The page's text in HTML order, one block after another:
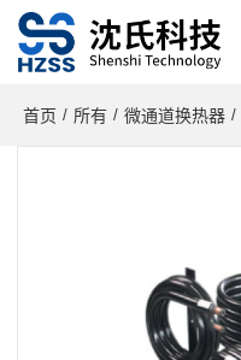
首页 / 所有 / 微通道换热器 /